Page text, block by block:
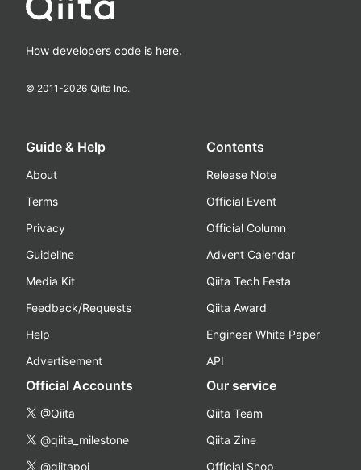
How developers code is here.
© 2011-2026 Qiita Inc.
Guide & Help
About
Terms
Privacy
Guideline
Media Kit
Feedback/Requests
Help
Advertisement
Contents
Release Note
Official Event
Official Column
Advent Calendar
Qiita Tech Festa
Qiita Award
Engineer White Paper
API
Official Accounts
@Qiita
@qiita_milestone
@qiitapoi
Our service
Qiita Team
Qiita Zine
Official Shop